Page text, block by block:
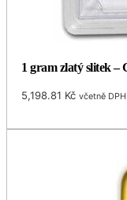
1 gram zlatý slitek –
5,198.81 Kč včetně DPH